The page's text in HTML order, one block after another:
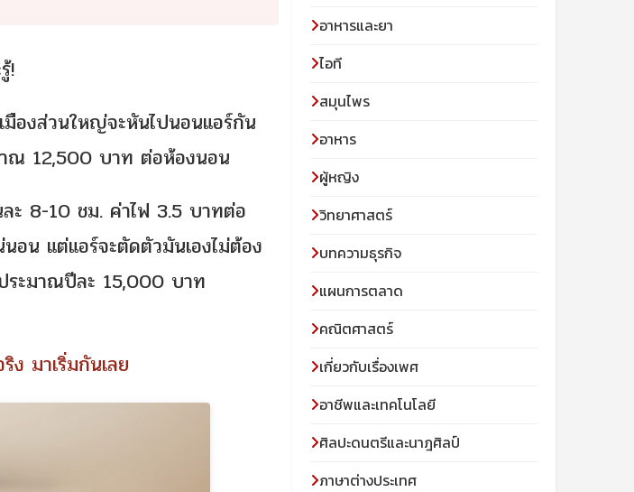
!
มืองส่วนใหญ่จะหันไปนอนแอร์กัน
าณ 12,500 บาท ต่อห้องนอน
ะ 8-10 ชม. ค่าไฟ 3.5 บาทต่อ
น แต่แอร์จะตัดตัวมันเองไม่ต้อง
ระมาณปีละ 15,000 บาท
ง มาเริ่มกันเลย
อาหารและยา
ไอที
สมุนไพร
อาหาร
ผู้หญิง
วิทยาศาสตร์
บทความธุรกิจ
แผนการตลาด
คณิตศาสตร์
เกี่ยวกับเรื่องเพศ
อาชีพและเทคโนโลยี
ศิลปะดนตรีและนาฎศิลป์
ภาษาต่างประเทศ